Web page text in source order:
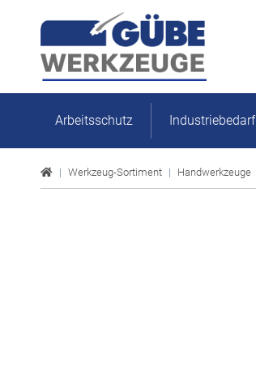
Arbeitsschutz Industriebedarf
Werkzeug-Sortiment Handwerkzeuge